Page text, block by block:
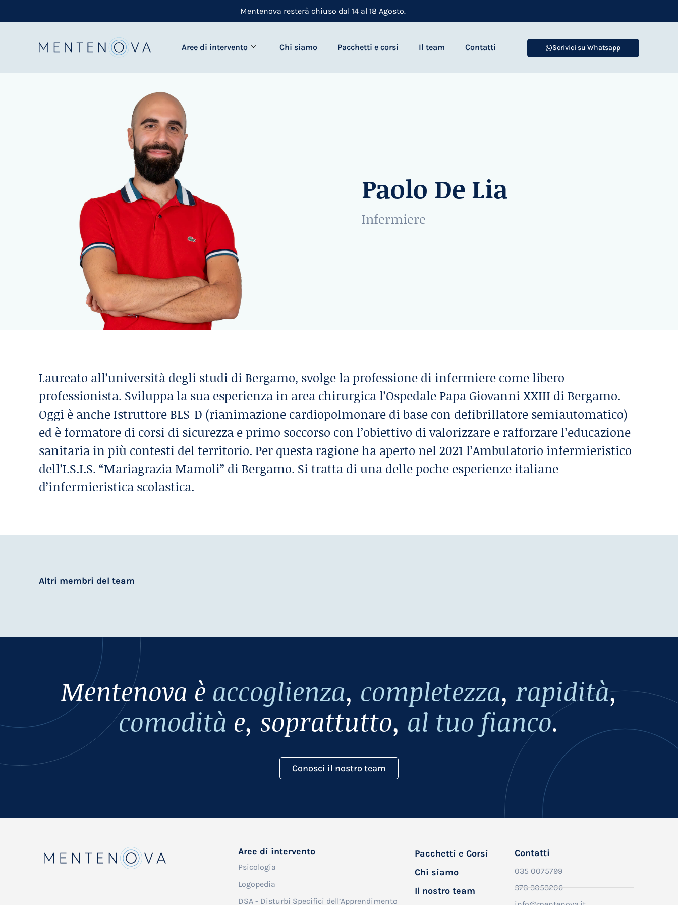
Mentenova resterà chiuso dal 14 al 18 Agosto.
Aree di intervento Chi siamo Pacchetti e corsi Il team Contatti Scrivici su Whatsapp
Paolo De Lia
Infermiere
Laureato all’università degli studi di Bergamo, svolge la professione di infermiere come libero
professionista. Sviluppa la sua esperienza in area chirurgica l’Ospedale Papa Giovanni XXIII di Bergamo.
Oggi è anche Istruttore BLS-D (rianimazione cardiopolmonare di base con defibrillatore semiautomatico)
ed è formatore di corsi di sicurezza e primo soccorso con l’obiettivo di valorizzare e rafforzare l’educazione
sanitaria in più contesti del territorio. Per questa ragione ha aperto nel 2021 l’Ambulatorio infermieristico
dell’I.S.I.S. “Mariagrazia Mamoli” di Bergamo. Si tratta di una delle poche esperienze italiane
d’infermieristica scolastica.
Altri membri del team
Mentenova è accoglienza, completezza, rapidità,
comodità e, soprattutto, al tuo fianco.
Conosci il nostro team
Aree di intervento
Psicologia
Logopedia
DSA - Disturbi Specifici dell’Apprendimento
Pacchetti e Corsi
Chi siamo
Il nostro team
Contatti
035 0075799
378 3053206